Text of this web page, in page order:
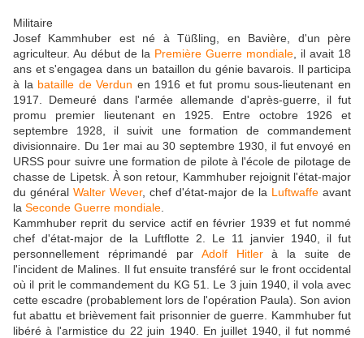
Militaire
Josef Kammhuber est né à Tüßling, en Bavière, d'un père
agriculteur. Au début de la Première Guerre mondiale , il avait 18
ans et s'engagea dans un bataillon du génie bavarois. Il participa
à la bataille de Verdun en 1916 et fut promu sous-lieutenant en
1917. Demeuré dans l'armée allemande d'après-guerre, il fut
promu premier lieutenant en 1925. Entre octobre 1926 et
septembre 1928, il suivit une formation de commandement
divisionnaire. Du 1er mai au 30 septembre 1930, il fut envoyé en
URSS pour suivre une formation de pilote à l'école de pilotage de
chasse de Lipetsk. À son retour, Kammhuber rejoignit l'état-major
du général Walter Wever, chef d'état-major de la Luftwaffe avant
la Seconde Guerre mondiale
Kammhuber reprit du service actif en février 1939 et fut nommé
chef d'état-major de la Luftflotte 2. Le 11 janvier 1940, il fut
personnellement réprimandé par Adolf Hitlerà la suite de
l'incident de Malines. Il fut ensuite transféré sur le front occidental
où il prit le commandement du KG 51. Le 3 juin 1940, il vola avec
cette escadre (probablement lors de l'opération Paula). Son avion
fut abattu et brièvement fait prisonnier de guerre. Kammhuber fut
libéré à l'armistice du 22 juin 1940. En juillet 1940, il fut nommé